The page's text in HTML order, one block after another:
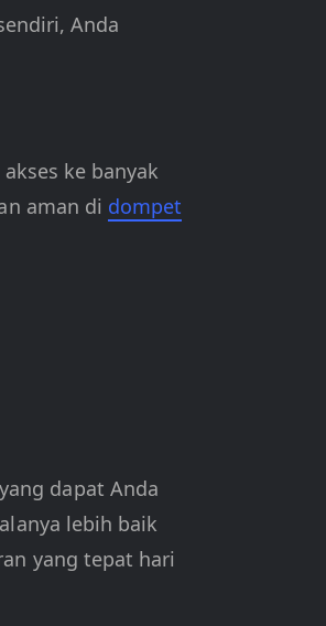
Anda
ke banyak
aman di dompet
dapat Anda
lebih baik
yang tepat hari